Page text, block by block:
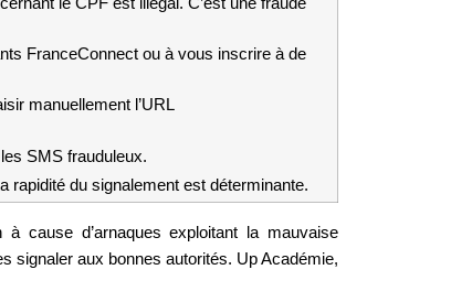
FranceConnect ou à vous inscrire à de
manuellement l’URL
SMS frauduleux.
rapidité du signalement est déterminante.
cause d’arnaques exploitant la mauvaise